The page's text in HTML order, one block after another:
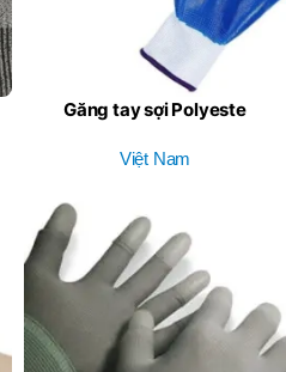
Găng tay sợi Polyeste
tay
Việt Nam